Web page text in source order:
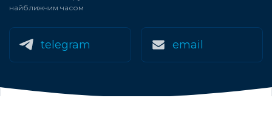
найближчим часом
telegram email